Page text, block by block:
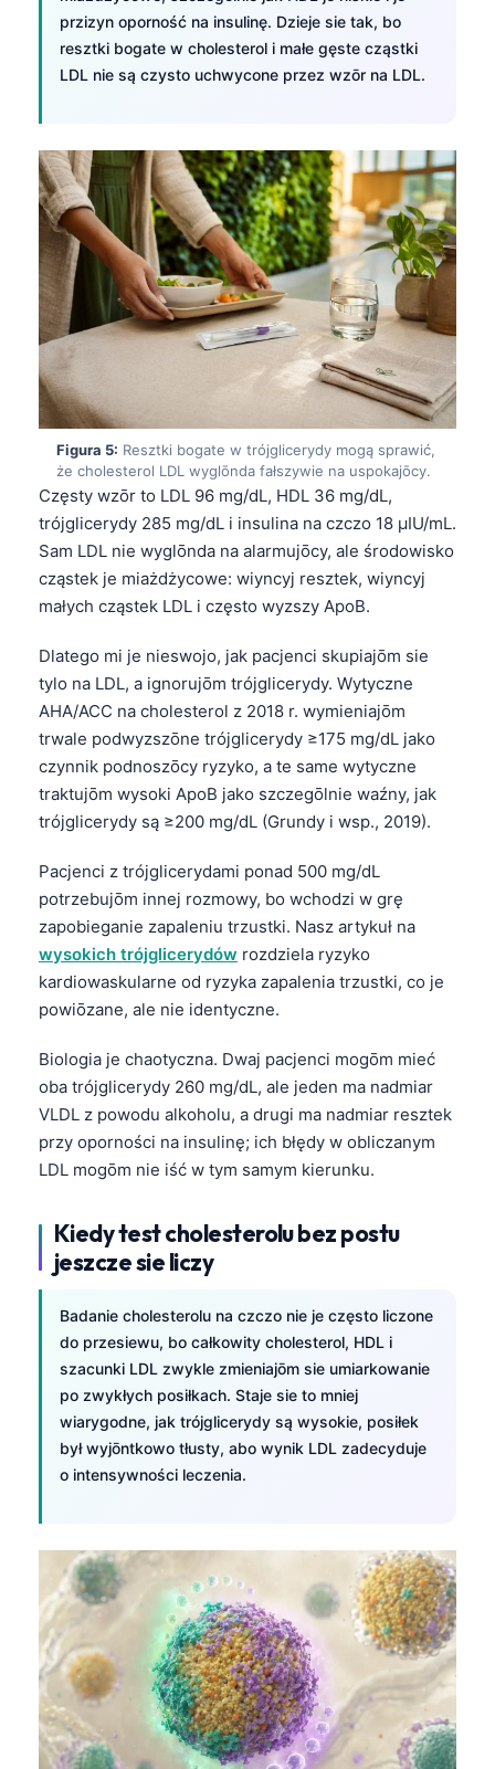
przizyn oporność na insulinę. Dzieje sie tak, bo
resztki bogate w cholesterol i małe gęste cząstki
LDL nie są czysto uchwycone przez wzōr na LDL.
Figura 5: Resztki bogate w trójglicerydy mogą sprawić,
że cholesterol LDL wyglōnda fałszywie na uspokajōcy.
Częsty wzōr to LDL 96 mg/dL, HDL 36 mg/dL,
trójglicerydy 285 mg/dL i insulina na czczo 18 µIU/mL.
Sam LDL nie wyglōnda na alarmujōcy, ale środowisko
cząstek je miażdżycowe: wiyncyj resztek, wiyncyj
małych cząstek LDL i często wyzszy ApoB.
Dlatego mi je nieswojo, jak pacjenci skupiajōm sie
tylo na LDL, a ignorujōm trójglicerydy. Wytyczne
AHA/ACC na cholesterol z 2018 r. wymieniajōm
trwale podwyzszōne trójglicerydy ≥175 mg/dL jako
czynnik podnoszōcy ryzyko, a te same wytyczne
traktujōm wysoki ApoB jako szczegōlnie waźny, jak
trójglicerydy są ≥200 mg/dL (Grundy i wsp., 2019).
Pacjenci z trójglicerydami ponad 500 mg/dL
potrzebujōm innej rozmowy, bo wchodzi w grę
zapobieganie zapaleniu trzustki. Nasz artykuł na
wysokich trójglicerydów rozdziela ryzyko
kardiowaskularne od ryzyka zapalenia trzustki, co je
powiōzane, ale nie identyczne.
Biologia je chaotyczna. Dwaj pacjenci mogōm mieć
oba trójglicerydy 260 mg/dL, ale jeden ma nadmiar
VLDL z powodu alkoholu, a drugi ma nadmiar resztek
przy oporności na insulinę; ich błędy w obliczanym
LDL mogōm nie iść w tym samym kierunku.
Kiedy test cholesterolu bez postu
jeszcze sie liczy
Badanie cholesterolu na czczo nie je często liczone
do przesiewu, bo całkowity cholesterol, HDL i
szacunki LDL zwykle zmieniajōm sie umiarkowanie
po zwykłych posiłkach. Staje sie to mniej
wiarygodne, jak trójglicerydy są wysokie, posiłek
był wyjōntkowo tłusty, abo wynik LDL zadecyduje
o intensywności leczenia.
پښتو
سنڌي
සිංහල
Galego
Latviešu valoda
Euskara
Gàidhlig
Occitan
العربية المغربية
Afrikaans
ພາສາລາວ
Basa Jawa
Кыргызча
Татар теле
Беларуская мова
Esperanto
Frysk
Norsk bokmål